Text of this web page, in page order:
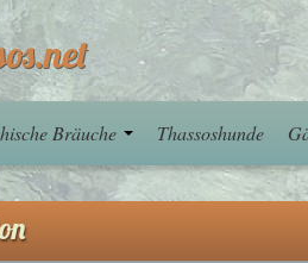
Bräuche Thassoshunde